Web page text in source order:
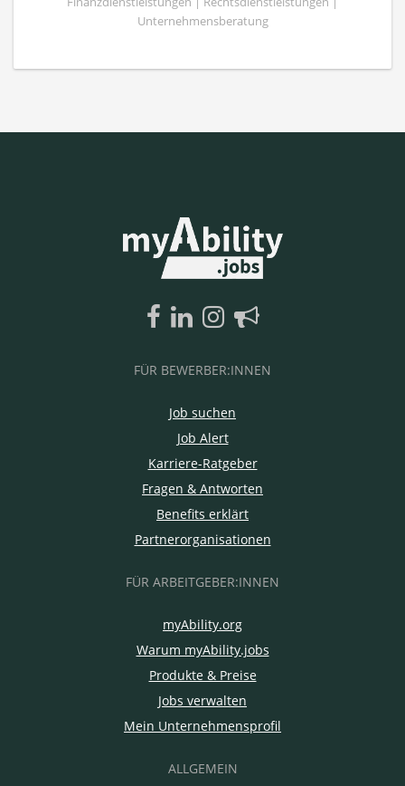
Unternehmensberatung
FÜR BEWERBER:INNEN
Job suchen
Job Alert
Karriere-Ratgeber
Fragen & Antworten
Benefits erklärt
Partnerorganisationen
FÜR ARBEITGEBER:INNEN
myAbility.org
Warum myAbility.jobs
Produkte & Preise
Jobs verwalten
Mein Unternehmensprofil
ALLGEMEIN